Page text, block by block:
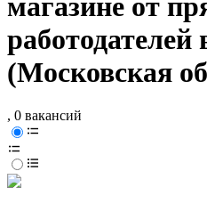
работодателей
(Московская
, 0 вакансий